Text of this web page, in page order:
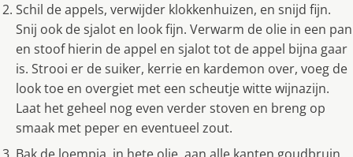
Schil de appels, verwijder klokkenhuizen, en snijd fijn.
Snij ook de sjalot en look fijn. Verwarm de olie in een pan
en stoof hierin de appel en sjalot tot de appel bijna gaar
is. Strooi er de suiker, kerrie en kardemon over, voeg de
look toe en overgiet met een scheutje witte wijnazijn.
Laat het geheel nog even verder stoven en breng op
smaak met peper en eventueel zout.